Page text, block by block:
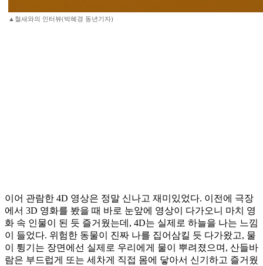
▲철새와의 인터뷰(박혜경 동년기자)
이어 관람한 4D 영상은 정말 신나고 재미있었다. 이전에 극장
에서 3D 영화를 봤을 때 바로 눈앞에 영상이 다가오니 마치 영
화 속 인물이 된 듯 즐거웠는데, 4D는 실제로 하늘을 나는 느낌
이 들었다. 위험한 동물이 진짜 나를 집어삼킬 듯 다가왔고, 물
이 튕기는 장면에선 실제로 우리에게 물이 뿌려졌으며, 산들바
람은 부드럽게 또는 세차게 직접 몸에 닿아서 신기하고 즐거웠